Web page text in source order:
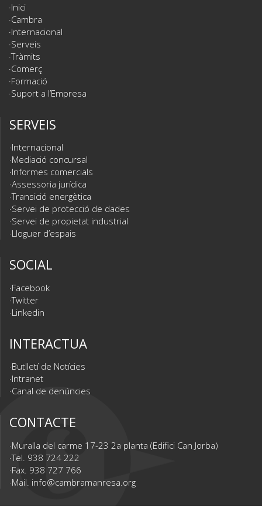
Inici
Cambra
Internacional
Serveis
Tràmits
Comerç
Formació
Suport a l’Empresa
SERVEIS
Internacional
Mediació concursal
Informes comercials
Assessoria jurídica
Transició energètica
Servei de protecció de dades
Servei de propietat industrial
Lloguer d’espais
SOCIAL
Facebook
Twitter
Linkedin
INTERACTUA
Butlletí de Notícies
Intranet
Canal de denúncies
CONTACTE
Muralla del carme 17-23 2a planta (Edifici Can Jorba)
Tel. 938 724 222
Fax. 938 727 766
Mail. info@cambramanresa.org